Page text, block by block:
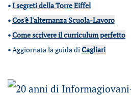
•I segreti della Torre Eiffel
•Cos'è l'alternanza Scuola-Lavoro
•Come scrivere il curriculum perfetto
•Aggiornata la guida diCagliari